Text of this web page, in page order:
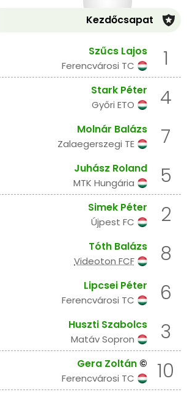
Kezdőcsapat
1
Szűcs Lajos
Ferencvárosi TC
4
Stark Péter
Győri ETO
7
Molnár Balázs
Zalaegerszegi TE
5
Juhász Roland
MTK Hungária
2
Simek Péter
Újpest FC
8
Tóth Balázs
Videoton FCF
6
Lipcsei Péter
Ferencvárosi TC
3
Huszti Szabolcs
Matáv Sopron
10
Gera Zoltán ©
Ferencvárosi TC